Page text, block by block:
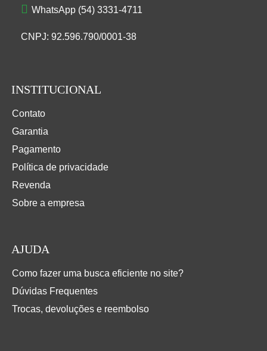
WhatsApp (54) 3331-4711
CNPJ: 92.596.790/0001-38
INSTITUCIONAL
Contato
Garantia
Pagamento
Política de privacidade
Revenda
Sobre a empresa
AJUDA
Como fazer uma busca eficiente no site?
Dúvidas Frequentes
Trocas, devoluções e reembolso